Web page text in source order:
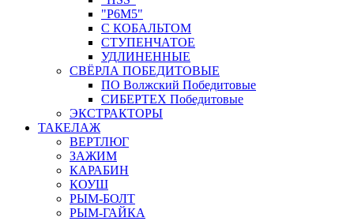
"Р6М5"
С КОБАЛЬТОМ
СТУПЕНЧАТОЕ
УДЛИНЕННЫЕ
СВЁРЛА ПОБЕДИТОВЫЕ
ПО Волжский Победитовые
СИБЕРТЕХ Победитовые
ЭКСТРАКТОРЫ
ТАКЕЛАЖ
ВЕРТЛЮГ
ЗАЖИМ
КАРАБИН
КОУШ
РЫМ-БОЛТ
РЫМ-ГАЙКА